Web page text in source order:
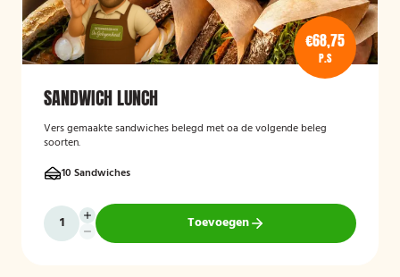
€68,75
P.S
SANDWICH LUNCH
Vers gemaakte sandwiches belegd met oa de volgende beleg
soorten.
10 Sandwiches
Toevoegen